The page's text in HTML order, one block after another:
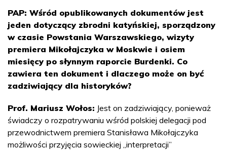
PAP: Wśród opublikowanych dokumentów jest
jeden dotyczący zbrodni katyńskiej, sporządzony
w czasie Powstania Warszawskiego, wizyty
premiera Mikołajczyka w Moskwie i osiem
miesięcy po słynnym raporcie Burdenki. Co
zawiera ten dokument i dlaczego może on być
zadziwiający dla historyków?
Prof. Mariusz Wołos: Jest on zadziwiający, ponieważ
świadczy o rozpatrywaniu wśród polskiej delegacji pod
przewodnictwem premiera Stanisława Mikołajczyka
możliwości przyjęcia sowieckiej „interpretacji”